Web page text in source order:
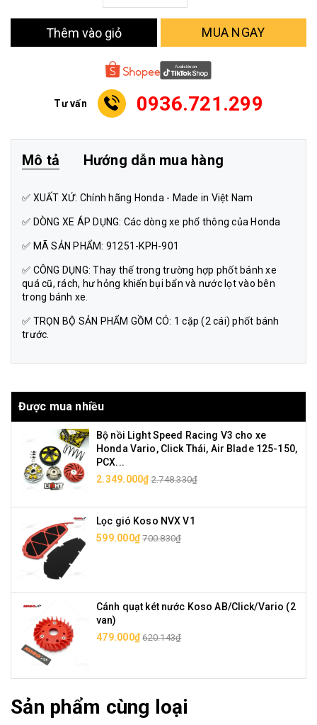
Thêm vào giỏ MUA NGAY
Tư vấn 0936.721.299
Mô tả Hướng dẫn mua hàng
✅ XUẤT XỨ: Chính hãng Honda - Made in Việt Nam
✅ DÒNG XE ÁP DỤNG: Các dòng xe phổ thông của Honda
✅ MÃ SẢN PHẨM: 91251-KPH-901
✅ CÔNG DỤNG: Thay thế trong trường hợp phốt bánh xe
quá cũ, rách, hư hỏng khiến bụi bẩn và nước lọt vào bên
trong bánh xe.
✅ TRỌN BỘ SẢN PHẨM GỒM CÓ: 1 cặp (2 cái) phốt bánh
trước.
Được mua nhiều
Bộ nồi Light Speed Racing V3 cho xe
Honda Vario, Click Thái, Air Blade 125-150,
PCX...
2.349.000₫ 2.748.330₫
Lọc gió Koso NVX V1
599.000₫ 700.830₫
Cánh quạt két nước Koso AB/Click/Vario (2
van)
479.000₫ 620.143₫
Sản phẩm cùng loại